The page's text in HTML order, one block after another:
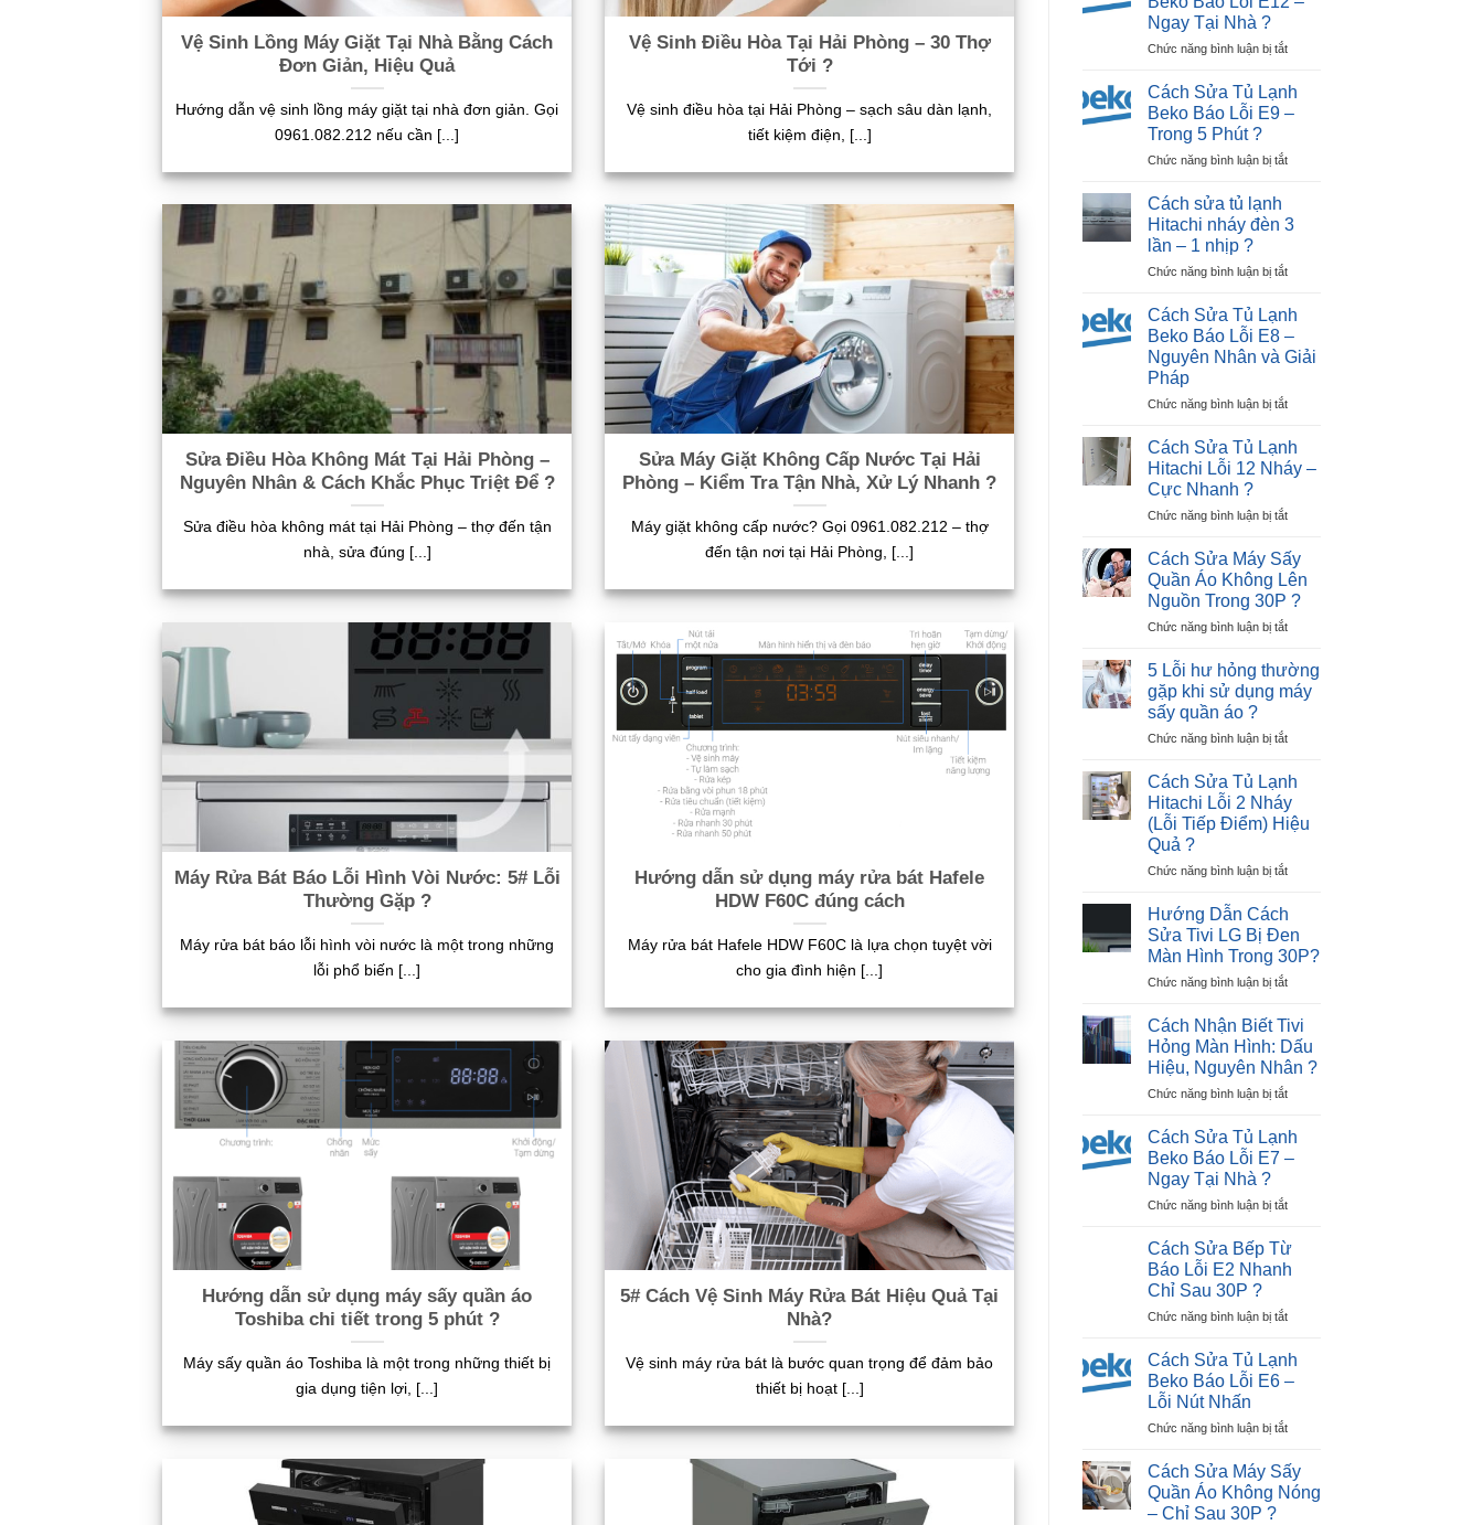
Vệ Sinh Lồng Máy Giặt Tại Nhà Bằng Cách
Đơn Giản, Hiệu Quả
Hướng dẫn vệ sinh lồng máy giặt tại nhà đơn giản. Gọi
0961.082.212 nếu cần [...]
Vệ Sinh Điều Hòa Tại Hải Phòng – 30 Thợ
Tới ?
Vệ sinh điều hòa tại Hải Phòng – sạch sâu dàn lạnh,
tiết kiệm điện, [...]
Sửa Điều Hòa Không Mát Tại Hải Phòng –
Nguyên Nhân & Cách Khắc Phục Triệt Để ?
Sửa điều hòa không mát tại Hải Phòng – thợ đến tận
nhà, sửa đúng [...]
Sửa Máy Giặt Không Cấp Nước Tại Hải
Phòng – Kiểm Tra Tận Nhà, Xử Lý Nhanh ?
Máy giặt không cấp nước? Gọi 0961.082.212 – thợ
đến tận nơi tại Hải Phòng, [...]
Máy Rửa Bát Báo Lỗi Hình Vòi Nước: 5# Lỗi
Thường Gặp ?
Máy rửa bát báo lỗi hình vòi nước là một trong những
lỗi phổ biến [...]
Hướng dẫn sử dụng máy rửa bát Hafele
HDW F60C đúng cách
Máy rửa bát Hafele HDW F60C là lựa chọn tuyệt vời
cho gia đình hiện [...]
Hướng dẫn sử dụng máy sấy quần áo
Toshiba chi tiết trong 5 phút ?
Máy sấy quần áo Toshiba là một trong những thiết bị
gia dụng tiện lợi, [...]
5# Cách Vệ Sinh Máy Rửa Bát Hiệu Quả Tại
Nhà?
Vệ sinh máy rửa bát là bước quan trọng để đảm bảo
thiết bị hoạt [...]
Nhật
Tại
Dương
Tới
Ngay Tại Nhà ?
Chức năng bình luận bị tắtở
Sửa
Báo
–
Ngay
Nhà
Cách Sửa Tủ Lạnh
Beko Báo Lỗi E9 –
Trong 5 Phút ?
Chức năng bình luận bị tắtở
Tủ
Lạnh
Báo
E9
Trong
5
?
Cách sửa tủ lạnh
Hitachi nháy đèn 3
lần – 1 nhịp ?
Chức năng bình luận bị tắtở
sửa
Hitachi
đèn
lần
–
1
?
Cách Sửa Tủ Lạnh
Beko Báo Lỗi E8 –
Nguyên Nhân và Giải
Pháp
Chức năng bình luận bị tắtở
Sửa
Tủ
Lạnh
Báo
E8
–
Nguyên
Nhân
và
Pháp
Cách Sửa Tủ Lạnh
Hitachi Lỗi 12 Nháy –
Cực Nhanh ?
Chức năng bình luận bị tắtở
Sửa
Tủ
Lạnh
Hitachi
Lỗi
Nháy
Cực
?
Cách Sửa Máy Sấy
Quần Áo Không Lên
Nguồn Trong 30P ?
Chức năng bình luận bị tắtở
Sửa
Máy
Sấy
Áo
Lên
Trong
30P
5 Lỗi hư hỏng thường
gặp khi sử dụng máy
sấy quần áo ?
Chức năng bình luận bị tắtở
Lỗi
hỏng
thường
khi
máy
sấy
quần
áo
Cách Sửa Tủ Lạnh
Hitachi Lỗi 2 Nháy
(Lỗi Tiếp Điểm) Hiệu
Quả ?
Chức năng bình luận bị tắtở
Lạnh
Hitachi
Lỗi
Nháy
(Lỗi
Tiếp
Điểm)
Hiệu
?
Hướng Dẫn Cách
Sửa Tivi LG Bị Đen
Màn Hình Trong 30P?
Chức năng bình luận bị tắtở
Dẫn
Cách
Sửa
Tivi
LG
Đen
30P?
Cách Nhận Biết Tivi
Hỏng Màn Hình: Dấu
Hiệu, Nguyên Nhân ?
Chức năng bình luận bị tắtở
Nhận
Màn
Dấu
Nguyên
?
Cách Sửa Tủ Lạnh
Beko Báo Lỗi E7 –
Ngay Tại Nhà ?
Chức năng bình luận bị tắtở
Lạnh
Báo
E7
Nhà
Cách Sửa Bếp Từ
Báo Lỗi E2 Nhanh
Chỉ Sau 30P ?
Chức năng bình luận bị tắtở
Sửa
Lỗi
Nhanh
Chỉ
Sau
Cách Sửa Tủ Lạnh
Beko Báo Lỗi E6 –
Lỗi Nút Nhấn
Chức năng bình luận bị tắtở
Sửa
Tủ
Lạnh
Cách Sửa Máy Sấy
Quần Áo Không Nóng
– Chỉ Sau 30P ?